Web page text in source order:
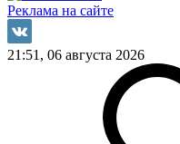
Реклама на сайте
21:51, 06 августа 2026